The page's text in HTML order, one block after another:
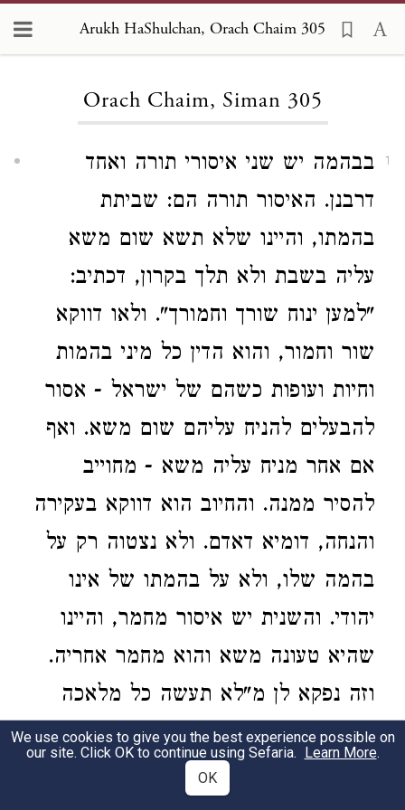
Arukh HaShulchan, Orach Chaim 305
Orach Chaim, Siman 305
1
בבהמה יש שני איסורי תורה ואחד
דרבנן. האיסור תורה הם: שביתת
בהמתו, והיינו שלא תשא שום משא
עליה בשבת ולא תלך בקרון, דכתיב:
"למען ינוח שורך וחמורך". ולאו דווקא
שור וחמור, והוא הדין כל מיני בהמות
וחיות ועופות כשהם של ישראל - אסור
להבעלים להניח עליהם שום משא. ואף
אם אחר מניח עליה משא - מחוייב
להסיר ממנה. והחיוב הוא דווקא בעקירה
והנחה, דומיא דאדם. ולא נצטוה רק על
בהמה שלו, ולא על בהמתו של אינו
יהודי. והשנית יש איסור מחמר, והיינו
שהיא טעונה משא והוא מחמר אחריה.
וזה נפקא לן מ"לא תעשה כל מלאכה
אתה ובהמתך" (שמות כ י), ואיזהו
מלאכה שהיא על ידי שניהם - הוי אומר
We use cookies to give you the best experience possible on
our site. Click OK to continue using Sefaria. Learn More.
OK